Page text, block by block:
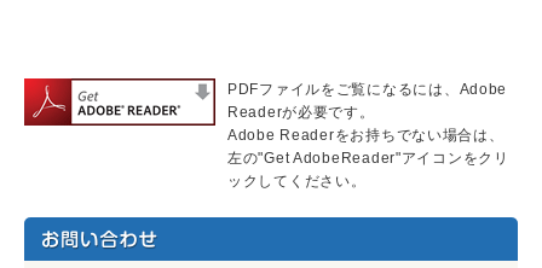
PDFファイルをご覧になるには、Adobe
Readerが必要です。
Adobe Readerをお持ちでない場合は、
左の"Get AdobeReader"アイコンをクリ
ックしてください。